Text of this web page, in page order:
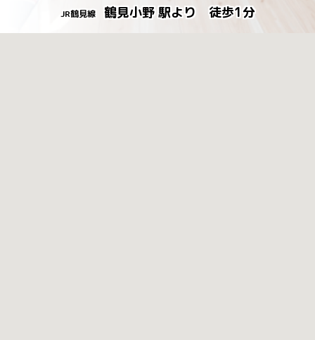
JR鶴見線 鶴見小野 駅より 徒歩1分